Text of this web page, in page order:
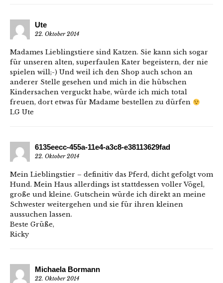
Ute
22. Oktober 2014
Madames Lieblingstiere sind Katzen. Sie kann sich sogar
für unseren alten, superfaulen Kater begeistern, der nie
spielen will;-) Und weil ich den Shop auch schon an
anderer Stelle gesehen und mich in die hübschen
Kindersachen verguckt habe, würde ich mich total
freuen, dort etwas für Madame bestellen zu dürfen
LG Ute
6135eecc-455a-11e4-a3c8-e38113629fad
22. Oktober 2014
Mein Lieblingstier – definitiv das Pferd, dicht gefolgt vom
Hund. Mein Haus allerdings ist stattdessen voller Vögel,
große und kleine. Gutschein würde ich direkt an meine
Schwester weitergehen und sie für ihren kleinen
aussuchen lassen.
Beste Grüße,
Ricky
Michaela Bormann
22. Oktober 2014